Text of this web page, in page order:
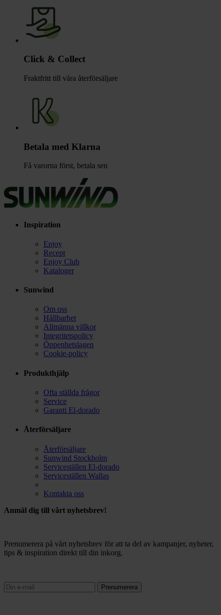
Click & Collect
Fraktfritt till våra återförsäljare
Betala med Klarna
Få varorna först, betala sen
Inspiration
Enjoy
Recept
Enjoy Club
Kataloger
Sunwind
Om oss
Hållbarhet
Allmänna villkor
Integritetspolicy
Öppenhetslagen
Cookie-policy
Produkthjälp
Ofta ställda frågor
Service
Garanti El-dorado
Återförsäljare
Återförsäljare
Sunwind Stockholm
Serviceställen El-dorado
Serviceställen Wallas
Kontakta oss
Anmäl dig till vårt nyhetsbrev!
Prenumerera på vårt nyhetsbrev för att ta del av kampanjer, nyheter,
tips & inspiration direkt till din inkorg.
Prenumerera